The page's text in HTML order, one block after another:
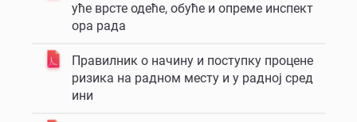
уће врсте одеће, обуће и опреме инспект
ора рада
Правилник о начину и поступку процене
ризика на радном месту и у радној сред
ини